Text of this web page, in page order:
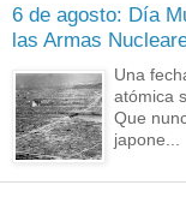
6 de agosto: Día
las Armas
Una
atómica
Que
japone...